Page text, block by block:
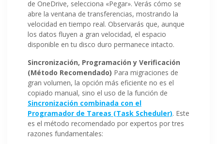
de OneDrive, selecciona «Pegar». Verás cómo se
abre la ventana de transferencias, mostrando la
velocidad en tiempo real. Observarás que, aunque
los datos fluyen a gran velocidad, el espacio
disponible en tu disco duro permanece intacto.
Sincronización, Programación y Verificación
(Método Recomendado) Para migraciones de
gran volumen, la opción más eficiente no es el
copiado manual, sino el uso de la función de
Sincronización combinada con el
Programador de Tareas (Task Scheduler). Este
es el método recomendado por expertos por tres
razones fundamentales: